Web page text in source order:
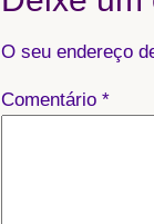
O seu endereço
Comentário *